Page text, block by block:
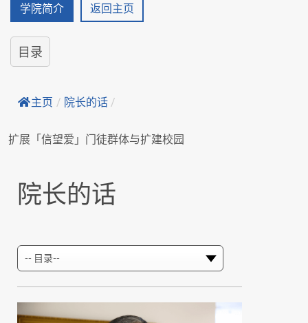
学院简介 返回主页
目录
主页 / 院长的话 /
扩展「信望爱」门徒群体与扩建校园
院长的话